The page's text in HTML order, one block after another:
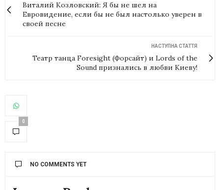
Виталий Козловский: Я бы не шел на
Евровидение, если бы не был настолько уверен в
своей песне
НАСТУПНА СТАТТЯ
Театр танца Foresight (Форсайт) и Lords of the
Sound признались в любви Киеву!
0
NO COMMENTS YET